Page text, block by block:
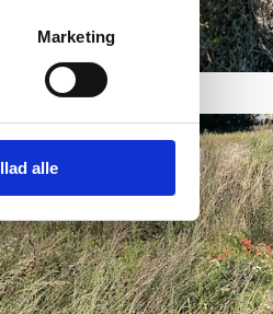
Marketing
alle